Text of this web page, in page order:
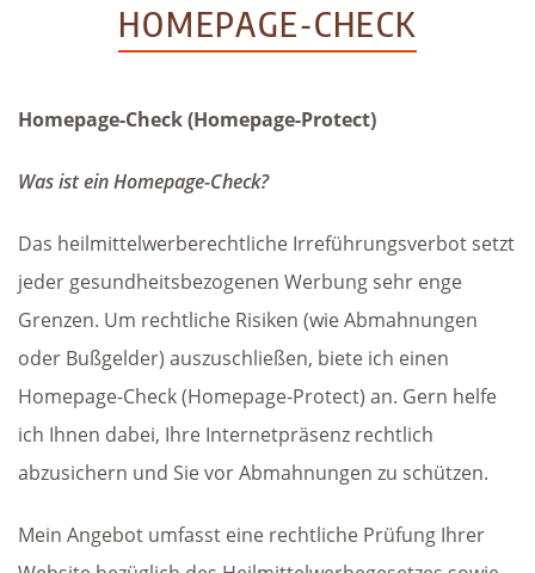
HOMEPAGE-CHECK
Homepage-Check (Homepage-Protect)
Was ist ein Homepage-Check?
Das heilmittelwerberechtliche Irreführungsverbot setzt
jeder gesundheitsbezogenen Werbung sehr enge
Grenzen. Um rechtliche Risiken (wie Abmahnungen
oder Bußgelder) auszuschließen, biete ich einen
Homepage-Check (Homepage-Protect) an. Gern helfe
ich Ihnen dabei, Ihre Internetpräsenz rechtlich
abzusichern und Sie vor Abmahnungen zu schützen.
Mein Angebot umfasst eine rechtliche Prüfung Ihrer